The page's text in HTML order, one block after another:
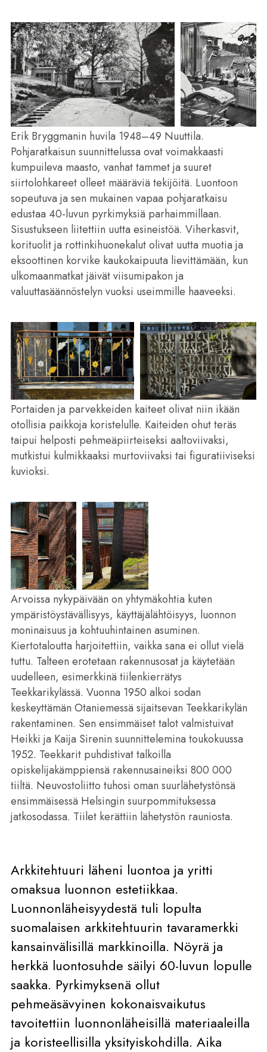
Erik Bryggmanin huvila 1948–49 Nuuttila.
Pohjaratkaisun suunnittelussa ovat voimakkaasti
kumpuileva maasto, vanhat tammet ja suuret
siirtolohkareet olleet määräviä tekijöitä. Luontoon
sopeutuva ja sen mukainen vapaa pohjaratkaisu
edustaa 40-luvun pyrkimyksiä parhaimmillaan.
Sisustukseen liitettiin uutta esineistöä. Viherkasvit,
korituolit ja rottinkihuonekalut olivat uutta muotia ja
eksoottinen korvike kaukokaipuuta lievittämään, kun
ulkomaanmatkat jäivät viisumipakon ja
valuuttasäännöstelyn vuoksi useimmille haaveeksi.
Portaiden ja parvekkeiden kaiteet olivat niin ikään
otollisia paikkoja koristelulle. Kaiteiden ohut teräs
taipui helposti pehmeäpiirteiseksi aaltoviivaksi,
mutkistui kulmikkaaksi murtoviivaksi tai figuratiiviseksi
kuvioksi.
Arvoissa nykypäivään on yhtymäkohtia kuten
ympäristöystävällisyys, käyttäjälähtöisyys, luonnon
moninaisuus ja kohtuuhintainen asuminen.
Kiertotaloutta harjoitettiin, vaikka sana ei ollut vielä
tuttu. Talteen erotetaan rakennusosat ja käytetään
uudelleen, esimerkkinä tiilenkierrätys
Teekkarikylässä. Vuonna 1950 alkoi sodan
keskeyttämän Otaniemessä sijaitsevan Teekkarikylän
rakentaminen. Sen ensimmäiset talot valmistuivat
Heikki ja Kaija Sirenin suunnittelemina toukokuussa
1952. Teekkarit puhdistivat talkoilla
opiskelijakämppiensä rakennusaineiksi 800 000
tiiltä. Neuvostoliitto tuhosi oman suurlähetystönsä
ensimmäisessä Helsingin suurpommituksessa
jatkosodassa. Tiilet kerättiin lähetystön rauniosta.
Arkkitehtuuri läheni luontoa ja yritti
omaksua luonnon estetiikkaa.
Luonnonläheisyydestä tuli lopulta
suomalaisen arkkitehtuurin tavaramerkki
kansainvälisillä markkinoilla. Nöyrä ja
herkkä luontosuhde säilyi 60-luvun lopulle
saakka. Pyrkimyksenä ollut
pehmeäsävyinen kokonaisvaikutus
tavoitettiin luonnonläheisillä materiaaleilla
ja koristeellisilla yksityiskohdilla. Aika